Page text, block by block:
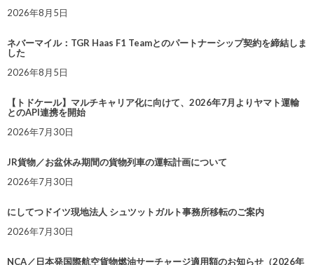
2026年8月5日
ネバーマイル：TGR Haas F1 Teamとのパートナーシップ契約を締結しま
した
2026年8月5日
【トドケール】マルチキャリア化に向けて、2026年7月よりヤマト運輸
とのAPI連携を開始
2026年7月30日
JR貨物／お盆休み期間の貨物列車の運転計画について
2026年7月30日
にしてつドイツ現地法人 シュツットガルト事務所移転のご案内
2026年7月30日
NCA／日本発国際航空貨物燃油サーチャージ適用額のお知らせ（2026年